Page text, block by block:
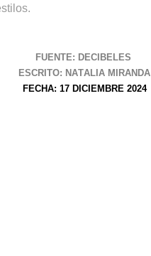
FUENTE: DECIBELES
ESCRITO: NATALIA MIRANDA
FECHA: 17 DICIEMBRE 2024